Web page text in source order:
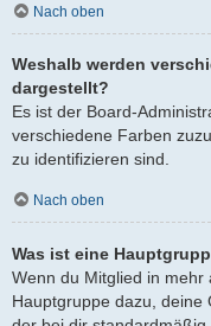
Nach oben
Weshalb werden
dargestellt?
Es ist der Board-
verschiedene Farben
zu identifizieren sind.
Nach oben
Was ist eine
Wenn du Mitglied in
Hauptgruppe dazu, deine